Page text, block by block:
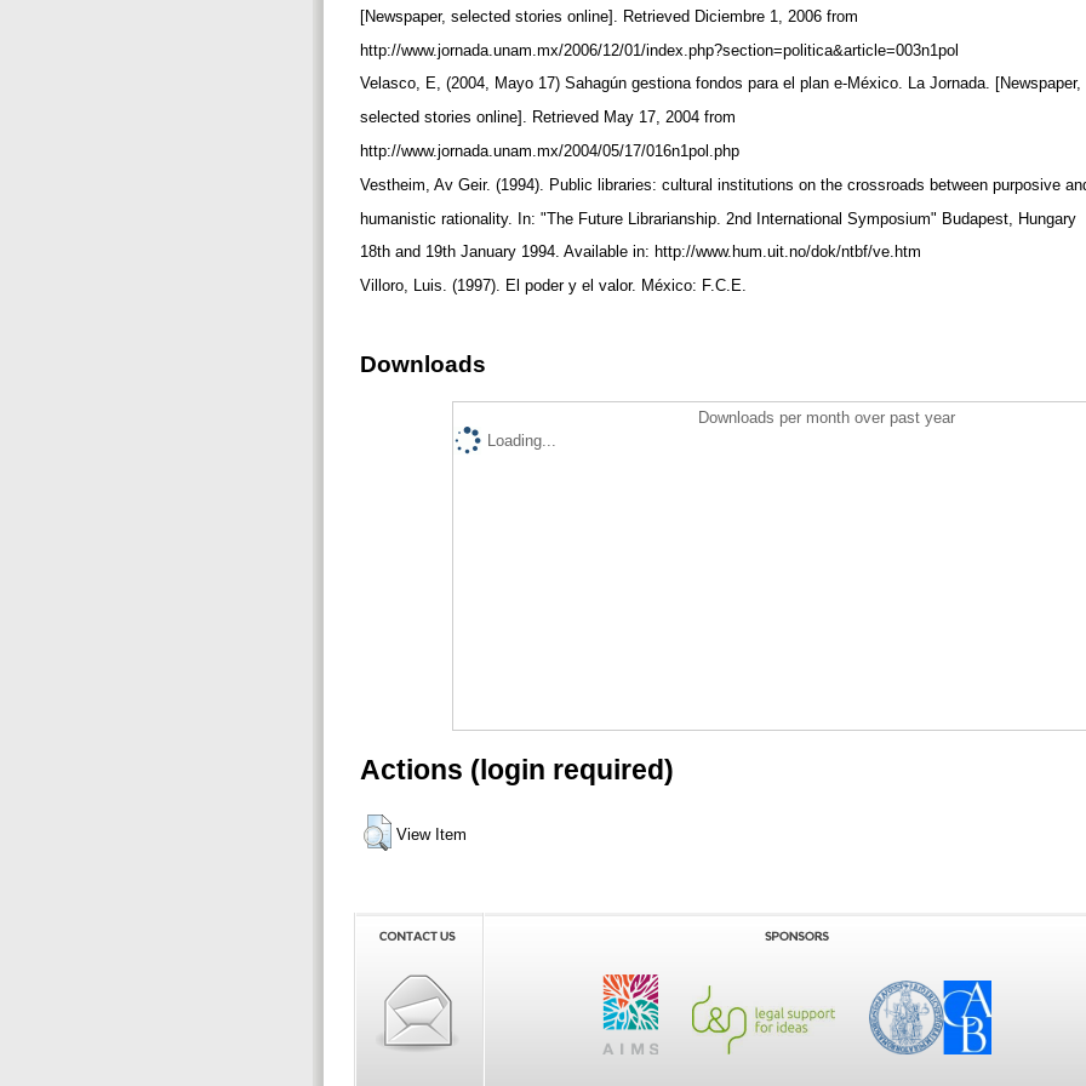
[Newspaper, selected stories online]. Retrieved Diciembre 1, 2006 from
http://www.jornada.unam.mx/2006/12/01/index.php?section=politica&article=003n1pol
Velasco, E, (2004, Mayo 17) Sahagún gestiona fondos para el plan e-México. La Jornada. [Newspaper,
selected stories online]. Retrieved May 17, 2004 from
http://www.jornada.unam.mx/2004/05/17/016n1pol.php
Vestheim, Av Geir. (1994). Public libraries: cultural institutions on the crossroads between purposive
humanistic rationality. In: "The Future Librarianship. 2nd International Symposium" Budapest, Hungary
18th and 19th January 1994. Available in: http://www.hum.uit.no/dok/ntbf/ve.htm
Villoro, Luis. (1997). El poder y el valor. México: F.C.E.
Downloads
Downloads per month over past year
Loading...
Actions (login required)
View Item